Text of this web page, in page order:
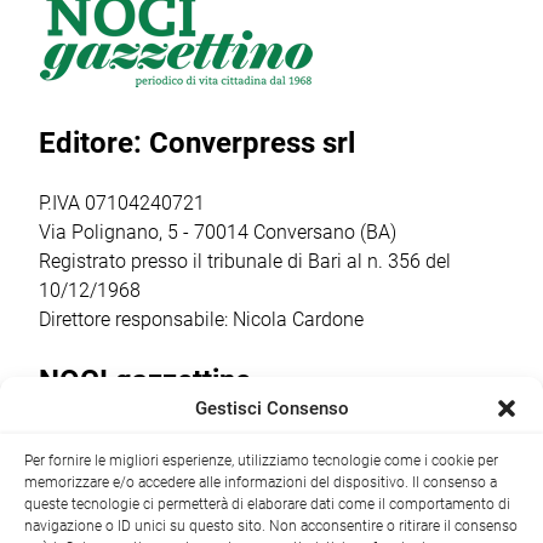
scomparsa
giovedì 30 luglio
all’età di soli 21
dibattito pubblico
sul consumo di
sostanze
parte di giovani e […]
Editore: Converpress srl
P.IVA 07104240721
Via Polignano, 5 - 70014 Conversano (BA)
Registrato presso il tribunale di Bari al n. 356 del
10/12/1968
Direttore responsabile: Nicola Cardone
NOCI gazzettino
+39 080 4979274|info@nocigazzettino.it Contatti|
Archivio
Gestisci Consenso
Per fornire le migliori esperienze, utilizziamo tecnologie come i cookie per
memorizzare e/o accedere alle informazioni del dispositivo. Il consenso a
queste tecnologie ci permetterà di elaborare dati come il comportamento di
navigazione o ID unici su questo sito. Non acconsentire o ritirare il consenso